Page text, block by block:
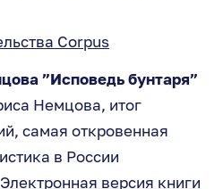
Corpus
”Исповедь бунтаря”
Немцова, итог
самая откровенная
в России
Электронная версия книги